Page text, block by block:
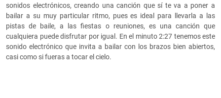
sonidos electrónicos, creando una canción que sí te va a poner a
bailar a su muy particular ritmo, pues es ideal para llevarla a las
pistas de baile, a las fiestas o reuniones, es una canción que
cualquiera puede disfrutar por igual. En el minuto 2:27 tenemos este
sonido electrónico que invita a bailar con los brazos bien abiertos,
casi como si fueras a tocar el cielo.